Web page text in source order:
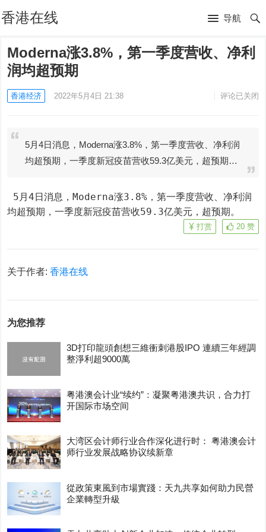
香港在线 导航
Moderna涨3.8%，第一季度营收、净利
润均超预期
香港经济 2022年5月4日 21:38 评论已关闭
5月4日消息，Moderna涨3.8%，第一季度营收、净利润
均超预期，一季度新冠疫苗营收59.3亿美元，超预期…
均超预期，一季度新冠疫苗营收59.3亿美元，超预期。
20 赞
打赏
关于作者:香港在线
为您推荐
3D打印龍頭創想三維衝刺港股IPO 連續三年經調
整淨利超9000萬
粤港澳会计业“续约”：凝聚粤港澳共识，合力打
开国际市场空间
大湾区会计师行业合作深化进行时： 粤港澳会计
师行业发展战略协议续新章
從政策東風到市場實踐：天九共享如何助力民營
企業轉型升級